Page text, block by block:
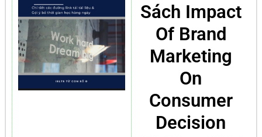
Sách Impact
Of Brand
Marketing
On
Consumer
Decision